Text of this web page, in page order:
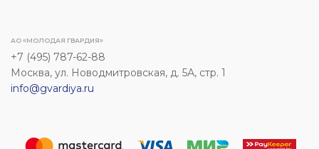
АО «МОЛОДАЯ ГВАРДИЯ»
+7 (495) 787-62-88
Москва, ул. Новодмитровская, д. 5А, стр. 1
info@gvardiya.ru